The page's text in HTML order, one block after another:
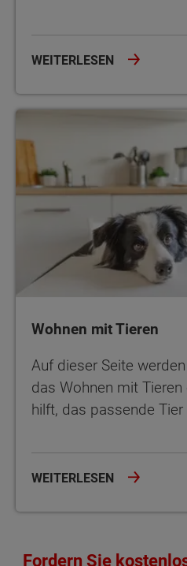
WEITERLESEN
Wohnen mit Tieren
Auf dieser Seite
das Wohnen mit
hilft, das passende
WEITERLESEN
Fordern Sie